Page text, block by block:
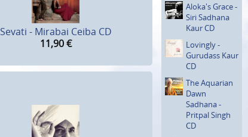
Sevati - Mirabai Ceiba CD
11,90 €
Aloka's Grace -
Siri Sadhana
Kaur CD
Lovingly -
Gurudass Kaur
CD
The Aquarian
Dawn
Sadhana -
Pritpal Singh
CD